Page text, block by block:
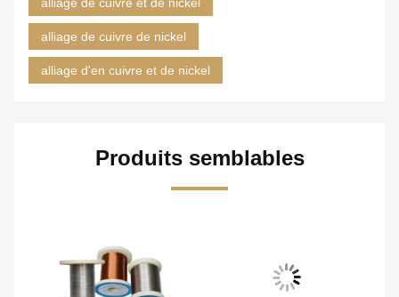
alliage de cuivre et de nickel
alliage de cuivre de nickel
alliage d'en cuivre et de nickel
Produits semblables